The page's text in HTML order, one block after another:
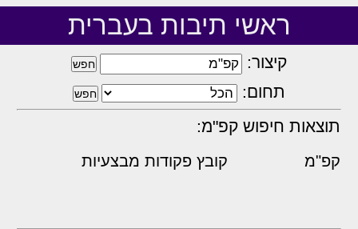
ראשי תיבות בעברית
קיצור:
תחום:
תוצאות חיפוש קפ"מ:
קפ"מ קובץ פקודות מבצעיות